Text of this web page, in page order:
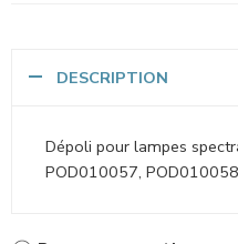
DESCRIPTION
Dépoli pour lampes
POD010057,